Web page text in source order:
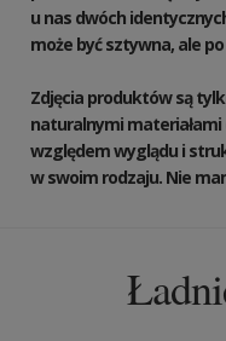
u nas dwóch
może być sztywna, ale
Zdjęcia produktów są
naturalnymi
względem wyglądu i
w swoim rodzaju. Nie